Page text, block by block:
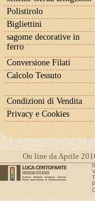
Polistirolo
Bigliettini
sagome decorative in
ferro
Conversione Filati
Calcolo Tessuto
Condizioni di Vendita
Privacy e Cookies
On line da Aprile